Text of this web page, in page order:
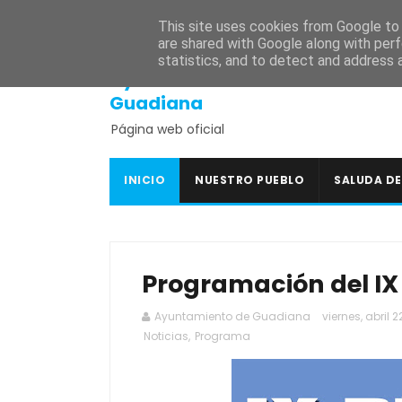
SEDE ELECTRÓNICA PORTAL DE
Guadiana
Página web oficial
INICIO NUESTRO PUEBLO SALUDA
Programación del
Ayuntamiento de Guadiana viernes, abril
Noticias, Programa
This site uses cookies from Google
are shared with Google along with
statistics, and to detect and address